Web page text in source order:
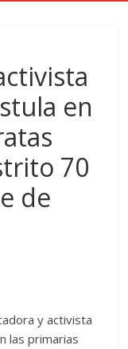
en
70
de
y activista
las primarias